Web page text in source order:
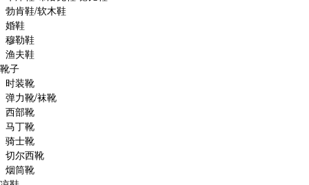
勃肯鞋/软木鞋
婚鞋
穆勒鞋
渔夫鞋
靴子
时装靴
弹力靴/袜靴
西部靴
马丁靴
骑士靴
切尔西靴
烟筒靴